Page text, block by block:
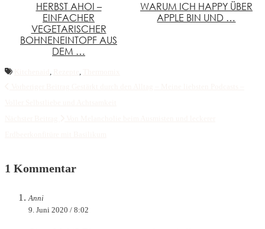
HERBST AHOI –
EINFACHER
VEGETARISCHER
BOHNENEINTOPF AUS
DEM …
WARUM ICH HAPPY ÜBER
APPLE BIN UND …
, ,
1 Kommentar
Anni
9. Juni 2020 / 8:02